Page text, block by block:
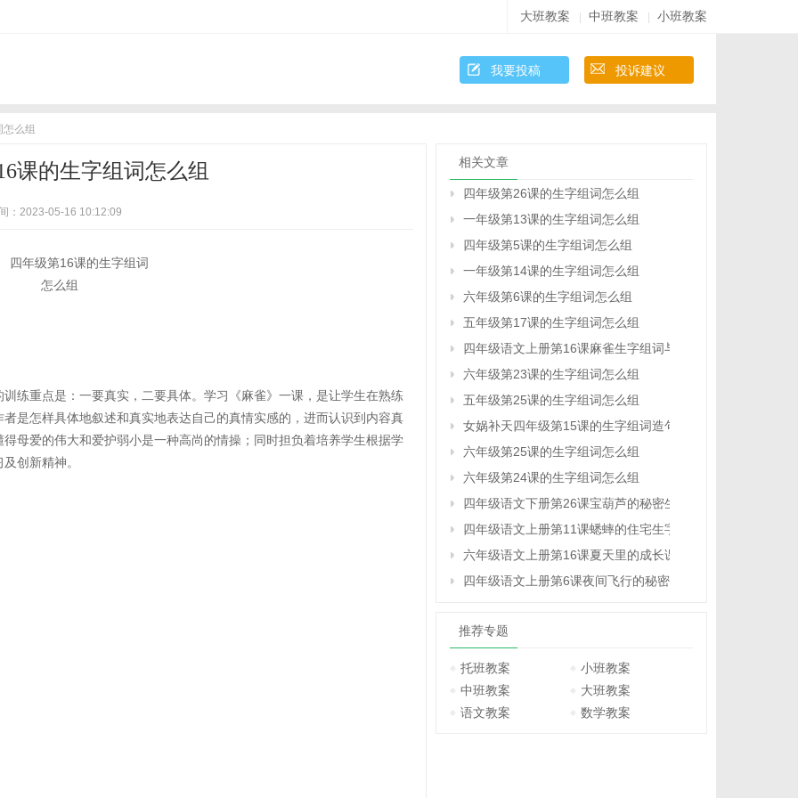
大班教案 中班教案 小班教案
我要投稿 投诉建议
么组
课的生字组词怎么组
：2023-05-16 10:12:09
练重点是：一要真实，二要具体。学习《麻雀》一课，是让学生在熟练
是怎样具体地叙述和真实地表达自己的真情实感的，进而认识到内容真
母爱的伟大和爱护弱小是一种高尚的情操；同时担负着培养学生根据学
创新精神。
相关文章
四年级第26课的生字组词怎么组
一年级第13课的生字组词怎么组
四年级第5课的生字组词怎么组
一年级第14课的生字组词怎么组
六年级第6课的生字组词怎么组
五年级第17课的生字组词怎么组
四年级语文上册第16课麻雀生字组词与多音字
六年级第23课的生字组词怎么组
五年级第25课的生字组词怎么组
女娲补天四年级第15课的生字组词造句
六年级第25课的生字组词怎么组
六年级第24课的生字组词怎么组
四年级语文下册第26课宝葫芦的秘密生字注音组词
四年级语文上册第11课蟋蟀的住宅生字注音组词
六年级语文上册第16课夏天里的成长课堂笔记课后生字组词
四年级语文上册第6课夜间飞行的秘密生字组词与词语理解
推荐专题
托班教案
小班教案
中班教案
大班教案
语文教案
数学教案